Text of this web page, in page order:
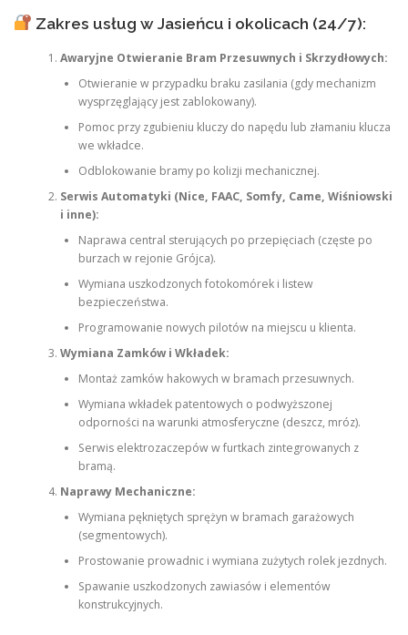
Zakres usług w Jasieńcu i okolicach (24/7):
Awaryjne Otwieranie Bram Przesuwnych i Skrzydłowych:
Otwieranie w przypadku braku zasilania (gdy mechanizm
wysprzęglający jest zablokowany).
Pomoc przy zgubieniu kluczy do napędu lub złamaniu klucza
we wkładce.
Odblokowanie bramy po kolizji mechanicznej.
Serwis Automatyki (Nice, FAAC, Somfy, Came, Wiśniowski
i inne):
Naprawa central sterujących po przepięciach (częste po
burzach w rejonie Grójca).
Wymiana uszkodzonych fotokomórek i listew
bezpieczeństwa.
Programowanie nowych pilotów na miejscu u klienta.
Wymiana Zamków i Wkładek:
Montaż zamków hakowych w bramach przesuwnych.
Wymiana wkładek patentowych o podwyższonej
odporności na warunki atmosferyczne (deszcz, mróz).
Serwis elektrozaczepów w furtkach zintegrowanych z
bramą.
Naprawy Mechaniczne:
Wymiana pękniętych sprężyn w bramach garażowych
(segmentowych).
Prostowanie prowadnic i wymiana zużytych rolek jezdnych.
Spawanie uszkodzonych zawiasów i elementów
konstrukcyjnych.